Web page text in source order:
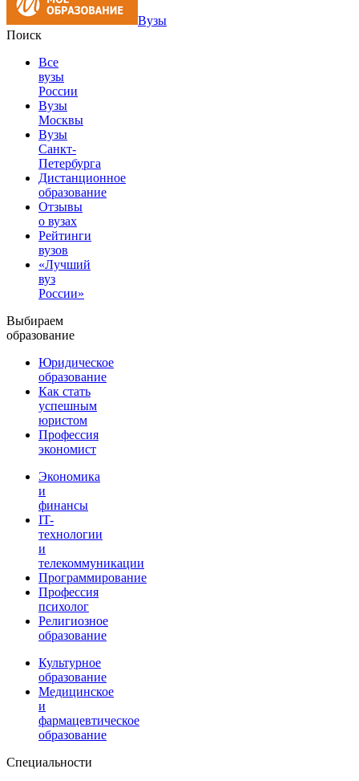
Вузы
Поиск
Все
вузы
России
Вузы
Москвы
Вузы
Санкт-
Петербурга
Дистанционное
образование
Отзывы
о вузах
Рейтинги
вузов
«Лучший
вуз
России»
Выбираем
образование
Юридическое
образование
Как стать
успешным
юристом
Профессия
экономист
Экономика
и
финансы
IT-
технологии
и
телекоммуникации
Программирование
Профессия
психолог
Религиозное
образование
Культурное
образование
Медицинское
и
фармацевтическое
образование
Специальности